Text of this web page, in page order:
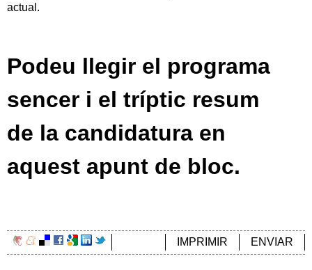
actual.
Podeu llegir el programa
sencer i el tríptic resum
de la candidatura en
aquest apunt de bloc.
ENVIAR
IMPRIMIR